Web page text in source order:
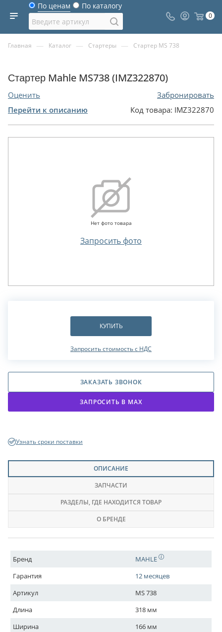
По ценам По каталогу
0
Главная — Каталог — Стартеры — Стартер MS 738
Стартер Mahle MS738 (IMZ322870)
Оценить
Забронировать
Перейти к описанию
Код товара: IMZ322870
Нет фото товара
Запросить фото
КУПИТЬ
Запросить стоимость с НДС
ЗАКАЗАТЬ ЗВОНОК
ЗАПРОСИТЬ В МАХ
Узнать сроки поставки
ОПИСАНИЕ
ЗАПЧАСТИ
РАЗДЕЛЫ, ГДЕ НАХОДИТСЯ ТОВАР
О БРЕНДЕ
Бренд
MAHLE
Гарантия
12 месяцев
Артикул
MS 738
Длина
318 мм
Ширина
166 мм